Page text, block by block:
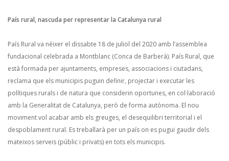
País rural, nascuda per representar la Catalunya rural
País Rural va néixer el dissabte 18 de juliol del 2020 amb l’assemblea
fundacional celebrada a Montblanc (Conca de Barberà). País Rural, que
està formada per ajuntaments, empreses, associacions i ciutadans,
reclama que els municipis puguin definir, projectar i executar les
polítiques rurals i de natura que considerin oportunes, en col·laboració
amb la Generalitat de Catalunya, però de forma autònoma. El nou
moviment vol acabar amb els greuges, el desequilibri territorial i el
despoblament rural. Es treballarà per un país on es pugui gaudir dels
mateixos serveis (públic i privats) en tots els municipis.